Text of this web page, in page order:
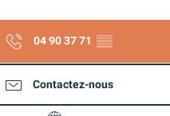
04 90 37 71 ▒▒
Contactez-nous